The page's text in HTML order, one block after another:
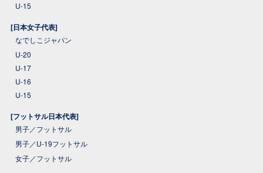
U-15
[日本女子代表]
なでしこジャパン
U-20
U-17
U-16
U-15
[フットサル日本代表]
男子／フットサル
男子／U-19フットサル
女子／フットサル